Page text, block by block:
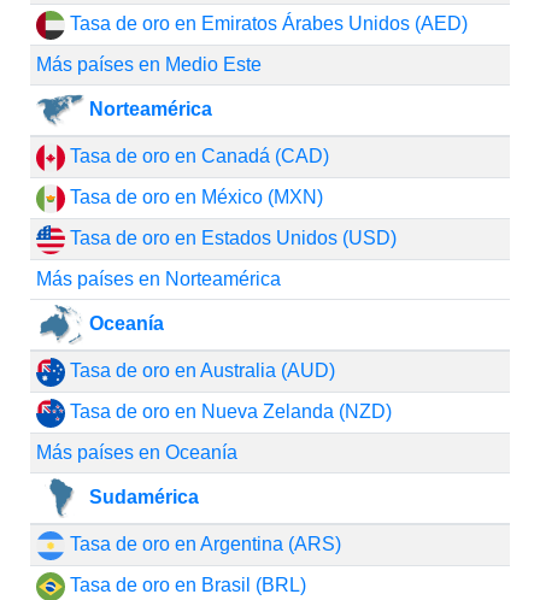
Tasa de oro en Emiratos Árabes Unidos (AED)
Más países en Medio Este
Norteamérica
Tasa de oro en Canadá (CAD)
Tasa de oro en México (MXN)
Tasa de oro en Estados Unidos (USD)
Más países en Norteamérica
Oceanía
Tasa de oro en Australia (AUD)
Tasa de oro en Nueva Zelanda (NZD)
Más países en Oceanía
Sudamérica
Tasa de oro en Argentina (ARS)
Tasa de oro en Brasil (BRL)